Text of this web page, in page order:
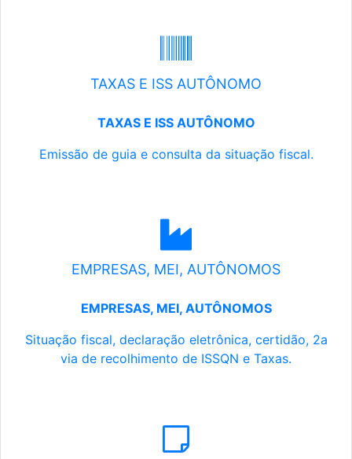
TAXAS E ISS AUTÔNOMO
TAXAS E ISS AUTÔNOMO
Emissão de guia e consulta da situação fiscal.
EMPRESAS, MEI, AUTÔNOMOS
EMPRESAS, MEI, AUTÔNOMOS
Situação fiscal, declaração eletrônica, certidão, 2a
via de recolhimento de ISSQN e Taxas.